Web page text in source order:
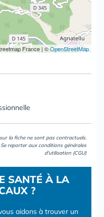
France | ©OpenStreetMap
la fiche ne sont pas contractuels.
reporter aux conditions générales
d'utilisation (CGU)
SANTÉ À LA
?
aidons à trouver un